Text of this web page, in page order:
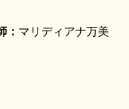
： マリディアナ万美